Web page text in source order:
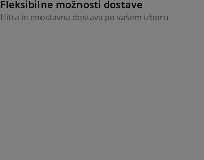
Fleksibilne možnosti dostave
Hitra in enostavna dostava po vašem izboru